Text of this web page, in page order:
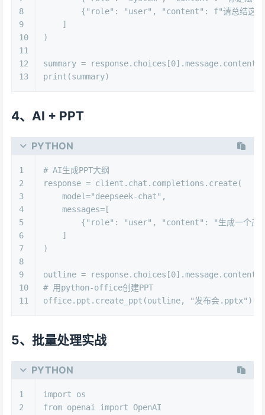
8
9
10
11
12
13
        {
"role" : "user" , "content" : f"请总结这
    ]
)
summary = response.choices[0].message.content
print (summary)
4、AI + PPT
PYTHON
1
2
3
4
5
6
7
8
9
10
11
# AI生成PPT大纲
response = client.chat.completions.create(
    model=
"deepseek-chat" ,
    messages=[
        {
"role" : "user" , "content" :
"生成一个产
    ]
)
outline = response.choices[0].message.content
# 用python-office创建PPT
office.ppt.create_ppt(outline,
"发布会.pptx" )
5、批量处理实战
PYTHON
1
2
import os
from openai import OpenAI